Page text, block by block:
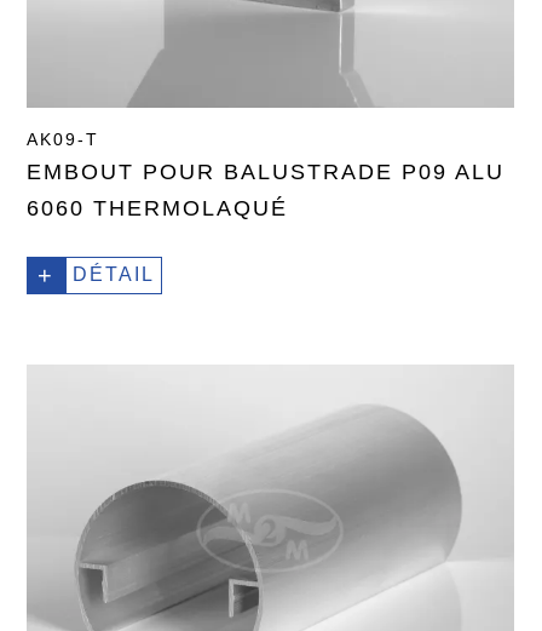
AK09-T
EMBOUT POUR BALUSTRADE P09 ALU
6060 THERMOLAQUÉ
+ DÉTAIL